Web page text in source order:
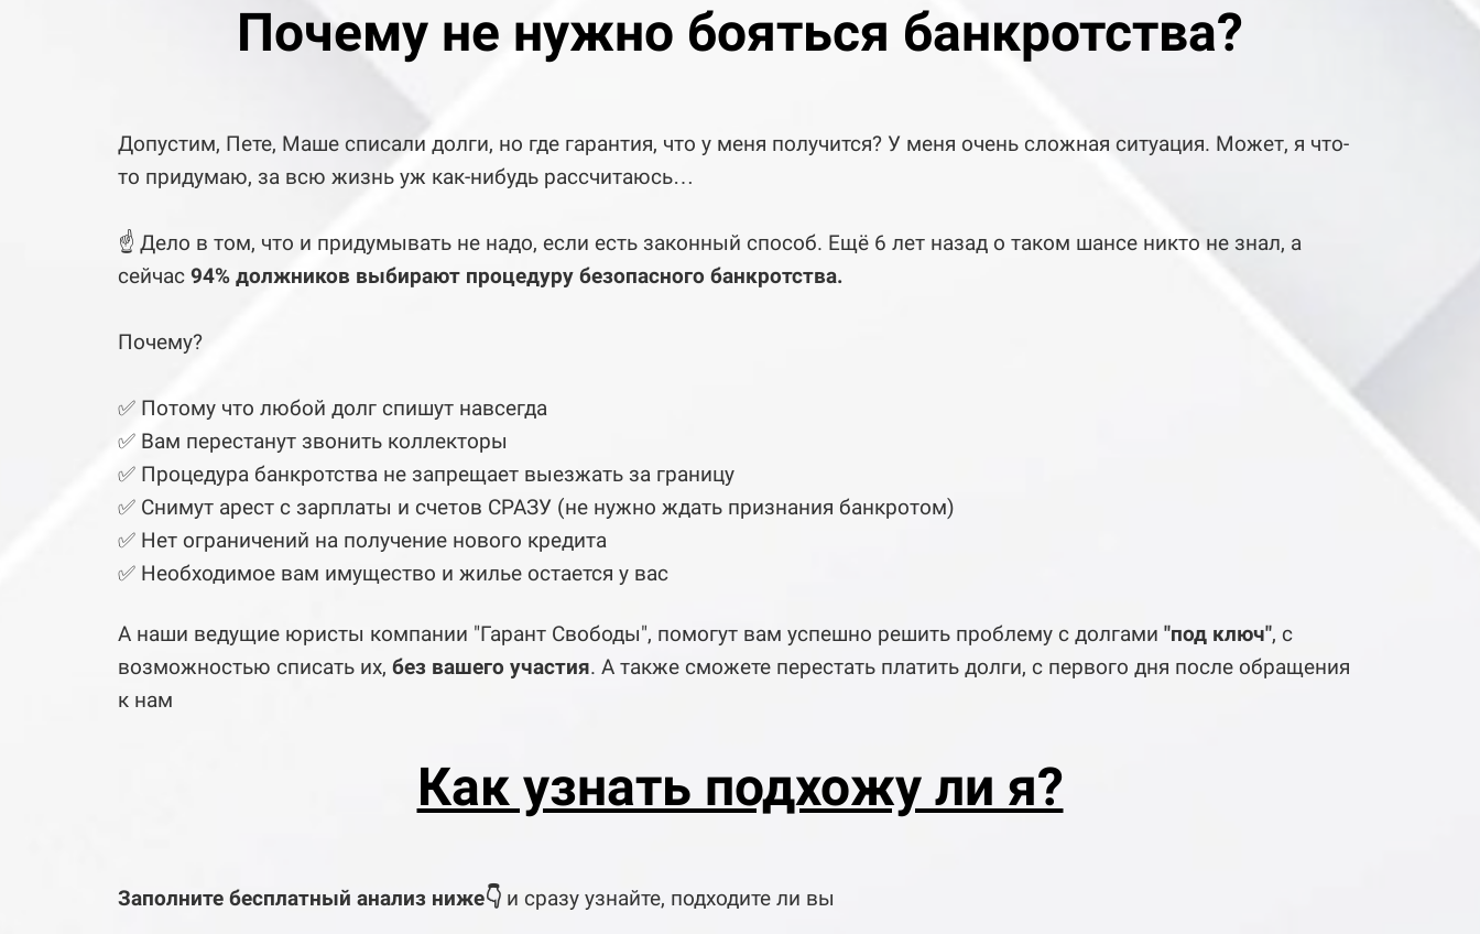
Почему не нужно бояться банкротства?
Допустим, Пете, Маше списали долги, но где гарантия, что у меня получится? У меня очень сложная ситуация. Может, я что-
то придумаю, за всю жизнь уж как-нибудь рассчитаюсь…
☝️ Дело в том, что и придумывать не надо, если есть законный способ. Ещё 6 лет назад о таком шансе никто не знал, а
сейчас 94% должников выбирают процедуру безопасного банкротства.
Почему?
✅ Потому что любой долг спишут навсегда
✅ Вам перестанут звонить коллекторы
✅ Процедура банкротства не запрещает выезжать за границу
✅ Снимут арест с зарплаты и счетов СРАЗУ (не нужно ждать признания банкротом)
✅ Нет ограничений на получение нового кредита
✅ Необходимое вам имущество и жилье остается у вас
А наши ведущие юристы компании "Гарант Свободы", помогут вам успешно решить проблему с долгами "под ключ", с
возможностью списать их, без вашего участия. А также сможете перестать платить долги, с первого дня после обращения
к нам
Как узнать подхожу ли я?
Заполните бесплатный анализ ниже👇 и сразу узнайте, подходите ли вы